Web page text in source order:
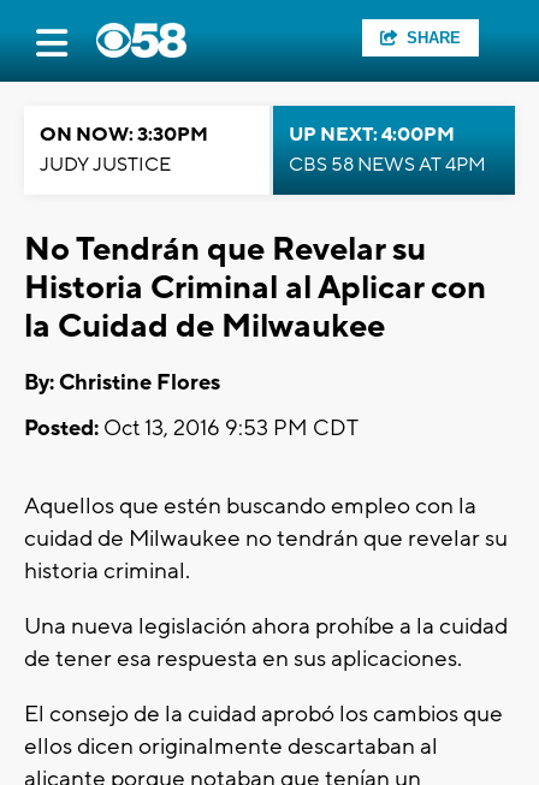
SHARE
ON NOW: 3:30PM
JUDY JUSTICE
UP NEXT: 4:00PM
CBS 58 NEWS AT 4PM
No Tendrán que Revelar su
Historia Criminal al Aplicar con
la Cuidad de Milwaukee
By: Christine Flores
Posted: Oct 13, 2016 9:53 PM CDT
Aquellos que estén buscando empleo con la
cuidad de Milwaukee no tendrán que revelar su
historia criminal.
Una nueva legislación ahora prohíbe a la cuidad
de tener esa respuesta en sus aplicaciones.
El consejo de la cuidad aprobó los cambios que
ellos dicen originalmente descartaban al
alicante porque notaban que tenían un